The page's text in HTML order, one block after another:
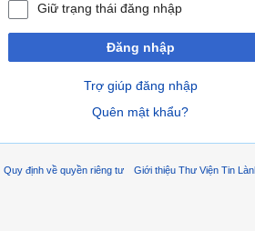
Giữ trạng thái đăng nhập
Đăng nhập
Trợ giúp đăng nhập
Quên mật khẩu?
Quy định về quyền riêng tư Giới thiệu Thư Viện Tin